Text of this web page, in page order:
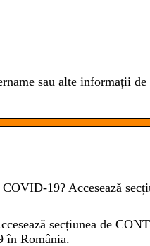
sau alte informații
19? Accesează
secțiunea de
în România.